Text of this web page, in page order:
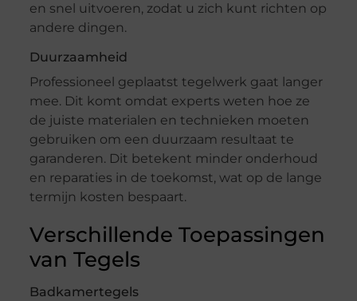
en snel uitvoeren, zodat u zich kunt richten op
andere dingen.
Duurzaamheid
Professioneel geplaatst tegelwerk gaat langer
mee. Dit komt omdat experts weten hoe ze
de juiste materialen en technieken moeten
gebruiken om een duurzaam resultaat te
garanderen. Dit betekent minder onderhoud
en reparaties in de toekomst, wat op de lange
termijn kosten bespaart.
Verschillende Toepassingen
van Tegels
Badkamertegels